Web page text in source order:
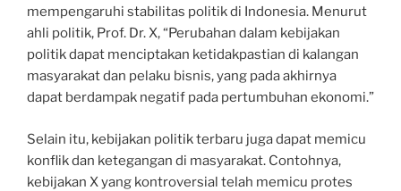
mempengaruhi stabilitas politik di Indonesia. Menurut
ahli politik, Prof. Dr. X, “Perubahan dalam kebijakan
politik dapat menciptakan ketidakpastian di kalangan
masyarakat dan pelaku bisnis, yang pada akhirnya
dapat berdampak negatif pada pertumbuhan ekonomi.”
Selain itu, kebijakan politik terbaru juga dapat memicu
konflik dan ketegangan di masyarakat. Contohnya,
kebijakan X yang kontroversial telah memicu protes